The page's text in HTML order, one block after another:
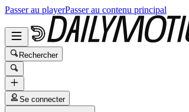
Passer au playerPasser au contenu principal
Rechercher
Se connecter